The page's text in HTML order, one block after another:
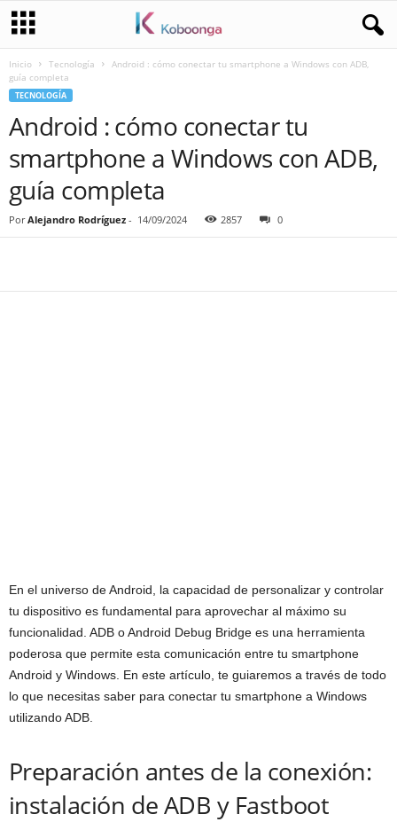
Inicio Tecnología
Android : cómo conectar tu smartphone a Windows con ADB,
guía completa
TECNOLOGÍA
Android : cómo conectar tu
smartphone a Windows con ADB,
guía completa
Por Alejandro Rodríguez - 14/09/2024 2857 0
En el universo de Android, la capacidad de personalizar y controlar
tu dispositivo es fundamental para aprovechar al máximo su
funcionalidad. ADB o Android Debug Bridge es una herramienta
poderosa que permite esta comunicación entre tu smartphone
Android y Windows. En este artículo, te guiaremos a través de todo
lo que necesitas saber para conectar tu smartphone a Windows
utilizando ADB.
Preparación antes de la conexión:
instalación de ADB y Fastboot